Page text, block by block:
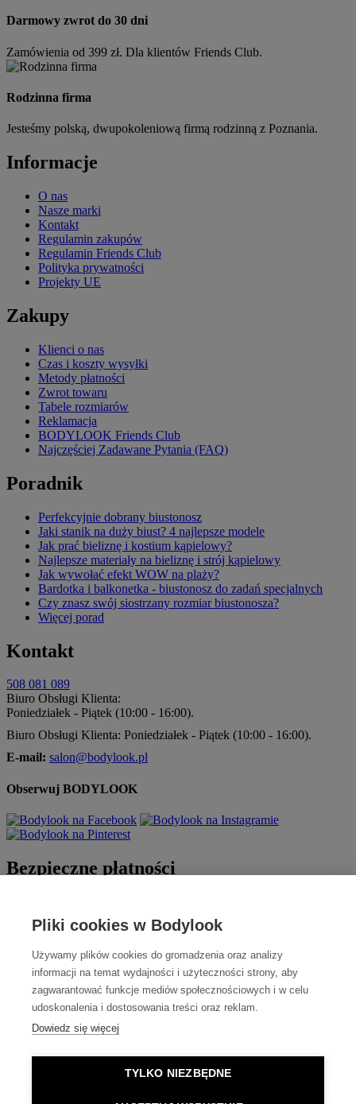
Pliki cookies w Bodylook
Używamy plików cookies do gromadzenia oraz analizy
informacji na temat wydajności i użyteczności strony, aby
zagwarantować funkcje mediów społecznościowych i w celu
udoskonalenia i dostosowania treści oraz reklam.
Dowiedz się więcej
TYLKO NIEZBĘDNE
Darmowy zwrot do 30 dni
Zamówienia od 399 zł. Dla klientów Friends Club.
Rodzinna firma
Jesteśmy polską, dwupokoleniową firmą rodzinną z Poznania.
Informacje
O nas
Nasze marki
Kontakt
Regulamin zakupów
Regulamin Friends Club
Polityka prywatności
Projekty UE
Zakupy
Klienci o nas
Czas i koszty wysyłki
Metody płatności
Zwrot towaru
Tabele rozmiarów
Reklamacja
BODYLOOK Friends Club
Najczęściej Zadawane Pytania (FAQ)
Poradnik
Perfekcyjnie dobrany biustonosz
Jaki stanik na duży biust? 4 najlepsze modele
Jak prać bieliznę i kostium kąpielowy?
Najlepsze materiały na bieliznę i strój kąpielowy
Jak wywołać efekt WOW na plaży?
Bardotka i balkonetka - biustonosz do zadań specjalnych
Czy znasz swój siostrzany rozmiar biustonosza?
Więcej porad
Kontakt
508 081 089
Biuro Obsługi Klienta:
Poniedziałek - Piątek (10:00 - 16:00).
Biuro Obsługi Klienta: Poniedziałek - Piątek (10:00 - 16:00).
E-mail: salon@bodylook.pl
Obserwuj BODYLOOK
Bezpieczne płatności
Szybka dostawa